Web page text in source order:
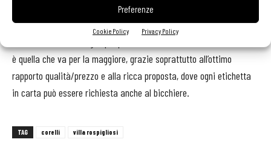
Preferenze
Cookie Policy Privacy Policy
esaltare il concetto di terroir a cui Samuele è molto legato. I
ricarichi sono particolarmente bassi, per invogliare gli ospiti a
è quella che va per la maggiore, grazie soprattutto all’ottimo
rapporto qualità/prezzo e alla ricca proposta, dove ogni etichetta
in carta può essere richiesta anche al bicchiere.
TAG corelli villa rospigliosi